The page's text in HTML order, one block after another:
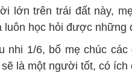
lớn trên trái đất này,
luôn học hỏi được những
nhi 1/6, bố mẹ chúc
là một người tốt, có ích